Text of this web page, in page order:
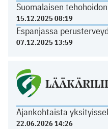
Suomalaisen
15.12.2025 08:19
Espanjassa
07.12.2025 13:59
Ajankohtaista
22.06.2026 14:26